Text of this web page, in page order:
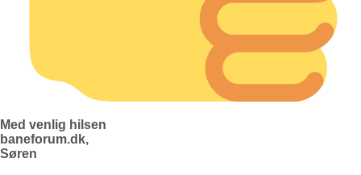
Med venlig hilsen
baneforum.dk,
Søren